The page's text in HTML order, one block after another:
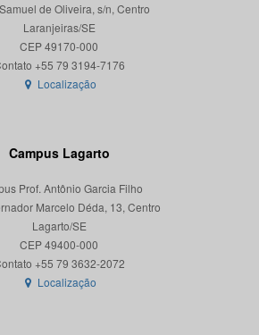
de Oliveira, s/n, Centro
Laranjeiras/SE
CEP 49170-000
Localização
Campus Lagarto
Prof. Antônio Garcia Filho
Marcelo Déda, 13, Centro
Lagarto/SE
CEP 49400-000
Localização